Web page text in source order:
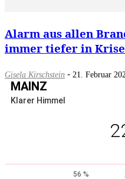
Alarm aus allen
immer tiefer in Krise
Gisela Kirschstein - 21. Februar
MAINZ
Klarer Himmel
56 %